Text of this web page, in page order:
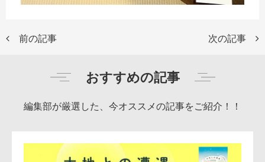
前の記事 次の記事
おすすめの記事
編集部が厳選した、今オススメの記事をご紹介！！